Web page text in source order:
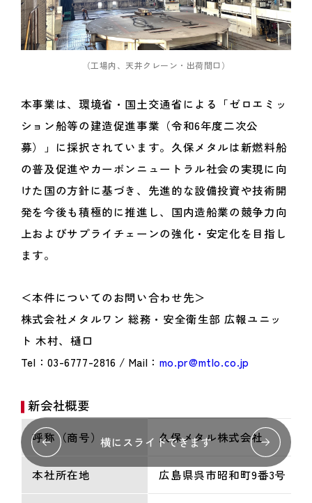
（工場内、天井クレーン・出荷間口）
本事業は、環境省・国土交通省による「ゼロエミッ
ション船等の建造促進事業（令和6年度二次公
募）」に採択されています。久保メタルは新燃料船
の普及促進やカーボンニュートラル社会の実現に向
けた国の方針に基づき、先進的な設備投資や技術開
発を今後も積極的に推進し、国内造船業の競争力向
上およびサプライチェーンの強化・安定化を目指し
ます。
＜本件についてのお問い合わせ先＞
株式会社メタルワン 総務・安全衛生部 広報ユニッ
ト 木村、樋口
Tel：03-6777-2816 / Mail： mo.pr@mtlo.co.jp
新会社概要
呼称（商号） 久保メタル株式会社
本社所在地 広島県呉市昭和町9番3号
横にスライドできます